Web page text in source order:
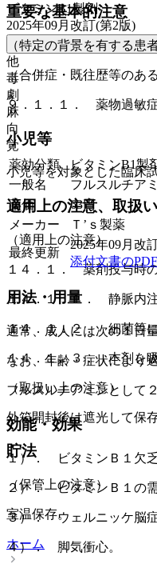
重要な基本的注意
（特定の背景を有する患
（合併症・既往歴等のある
９．１．１． 薬物過敏症
小児等
小児等を対象とした臨床
適用上の注意、取扱
（適用上の注意）
１４．１． 薬剤投与時
１４．１．１． 静脈内注
１４．１．２． 細菌等
１４．１．３． 本剤を吸
（取扱い上の注意）
外箱開封後は遮光して保
貯法
（保管上の注意）
室温保存。
ホーム
ビタミンB1製剤
2025年09月改訂(第2版)
他
毒
劇
麻
向
覚
薬効分類
ビタミンB1製
一般名
フルスルチア
薬価
63円
メーカー
Ｔ’ｓ製薬
最終更新
2025年09月改
添付文書の
用法・用量
通常、成人には次の１日
なお、年齢・症状により
フルスルチアミンとして
効能・効果
１）． ビタミンＢ１欠乏
２）． ビタミンＢ１の
３）． ウェルニッケ脳症
４）． 脚気衝心。